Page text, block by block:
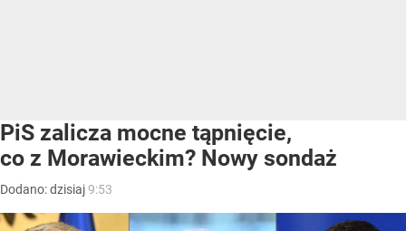
PiS zalicza mocne tąpnięcie,
co z Morawieckim? Nowy sondaż
Dodano:dzisiaj9:53